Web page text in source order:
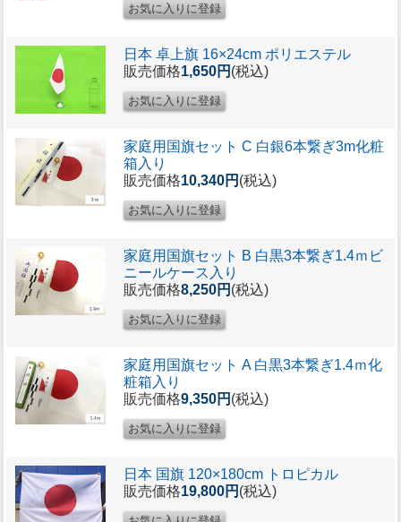
日本 卓上旗 16×24cm ポリエステル
販売価格1,650円 (税込)
家庭用国旗セット C 白銀6本繋ぎ3m化粧
箱入り
販売価格10,340円 (税込)
家庭用国旗セット B 白黒3本繋ぎ1.4ｍビ
ニールケース入り
販売価格8,250円 (税込)
家庭用国旗セット A 白黒3本繋ぎ1.4ｍ化
粧箱入り
販売価格9,350円 (税込)
日本 国旗 120×180cm トロピカル
販売価格19,800円 (税込)